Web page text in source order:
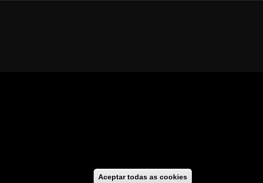
GaliciaDigital
Aceptar todas as cookies